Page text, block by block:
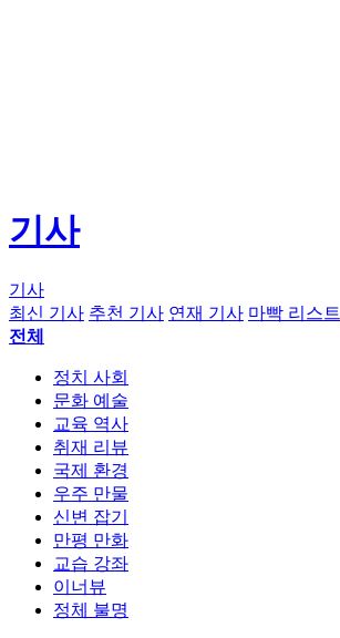
기사
기사
최신 기사 추천 기사 연재 기사 마빡 리스트
전체
정치 사회
문화 예술
교육 역사
취재 리뷰
국제 환경
우주 만물
신변 잡기
만평 만화
교습 강좌
이너뷰
정체 불명